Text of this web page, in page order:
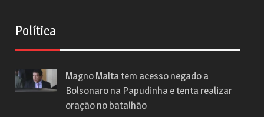
Política
Magno Malta tem acesso negado a
Bolsonaro na Papudinha e tenta realizar
oração no batalhão